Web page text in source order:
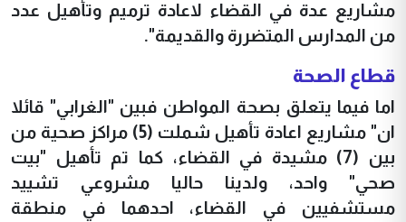
مشاريع عدة في القضاء لاعادة ترميم وتأهيل عدد
من المدارس المتضررة والقديمة".
قطاع الصحة
اما فيما يتعلق بصحة المواطن فبين "الغرابي" قائلا
ان" مشاريع اعادة تأهيل شملت (5) مراكز صحية من
بين (7) مشيدة في القضاء، كما تم تأهيل "بيت
صحي" واحد، ولدينا حاليا مشروعي تشييد
مستشفيين في القضاء، احدهما في منطقة